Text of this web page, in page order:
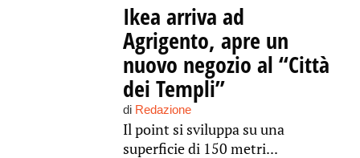
Ikea arriva ad
Agrigento, apre un
nuovo negozio al “Città
dei Templi”
di Redazione
Il point si sviluppa su una
superficie di 150 metri...